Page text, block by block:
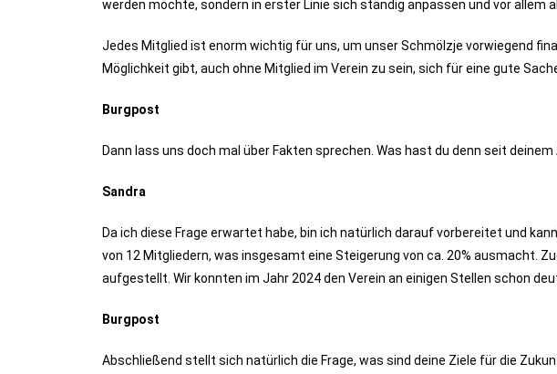
werden möchte, sondern in erster Linie sich ständig anpassen und vor allem
Jedes Mitglied ist enorm wichtig für uns, um unser Schmölzje vorwiegend
Möglichkeit gibt, auch ohne Mitglied im Verein zu sein, sich für eine gute
Burgpost
Dann lass uns doch mal über Fakten sprechen. Was hast du denn seit
Sandra
Da ich diese Frage erwartet habe, bin ich natürlich darauf vorbereitet und
von 12 Mitgliedern, was insgesamt eine Steigerung von ca. 20% ausmacht.
aufgestellt. Wir konnten im Jahr 2024 den Verein an einigen Stellen schon
Burgpost
Abschließend stellt sich natürlich die Frage, was sind deine Ziele für die